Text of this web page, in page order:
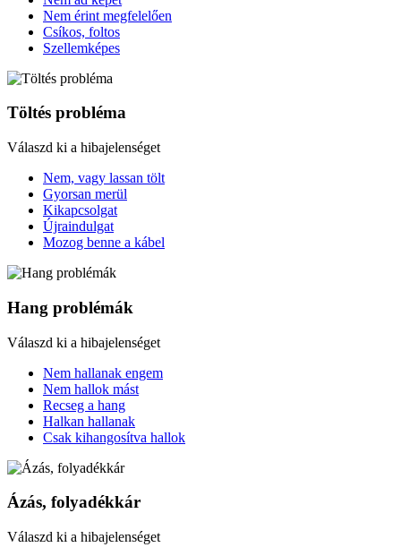
Nem érint megfelelően
Csíkos, foltos
Szellemképes
Töltés probléma
Válaszd ki a hibajelenséget
Nem, vagy lassan tölt
Gyorsan merül
Kikapcsolgat
Újraindulgat
Mozog benne a kábel
Hang problémák
Válaszd ki a hibajelenséget
Nem hallanak engem
Nem hallok mást
Recseg a hang
Halkan hallanak
Csak kihangosítva hallok
Ázás, folyadékkár
Válaszd ki a hibajelenséget